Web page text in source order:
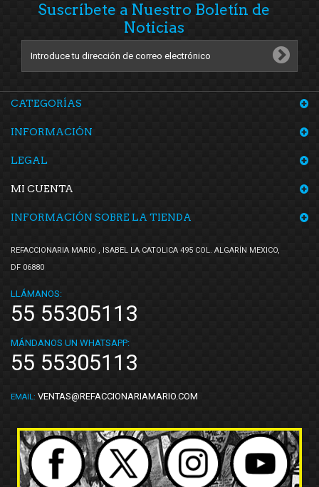
Suscríbete a Nuestro Boletín de
Noticias
CATEGORÍAS
INFORMACIÓN
LEGAL
MI CUENTA
INFORMACIÓN SOBRE LA TIENDA
REFACCIONARIA MARIO , ISABEL LA CATOLICA 495 COL. ALGARÍN MEXICO,
DF 06880
LLÁMANOS:
55 55305113
MÁNDANOS UN WHATSAPP:
55 55305113
EMAIL: VENTAS@REFACCIONARIAMARIO.COM